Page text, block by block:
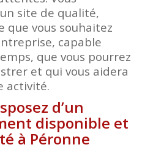
site de qualité,
que vous souhaitez
capable
que vous pourrez
et qui vous aidera
activité.
d’un
disponible et
à Péronne